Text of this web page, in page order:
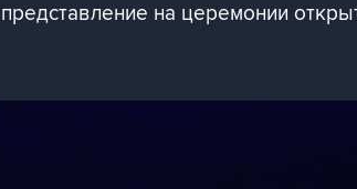
на церемонии